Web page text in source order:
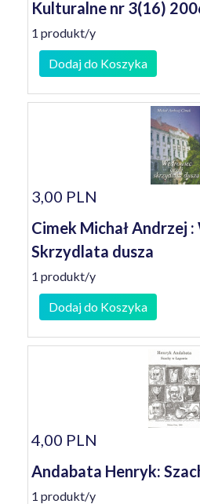
Kulturalne nr 3(16)
1 produkt/y
Dodaj do Koszyka
3,00 PLN
Cimek Michał Andrzej
Skrzydlata dusza
1 produkt/y
Dodaj do Koszyka
4,00 PLN
Andabata Henryk:
1 produkt/y